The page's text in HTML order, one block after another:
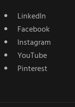
LinkedIn
Facebook
Instagram
YouTube
Pinterest